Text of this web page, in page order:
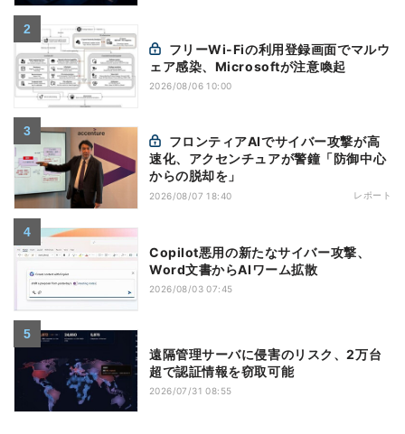
ェア感染、Microsoftが注意喚起
2026/08/06 10:00
速化、アクセンチュアが警鐘「防御中心
からの脱却を」
2026/08/07 18:40 レポート
Copilot悪用の新たなサイバー攻撃、
Word文書からAIワーム拡散
2026/08/03 07:45
遠隔管理サーバに侵害のリスク、2万台
超で認証情報を窃取可能
2026/07/31 08:55